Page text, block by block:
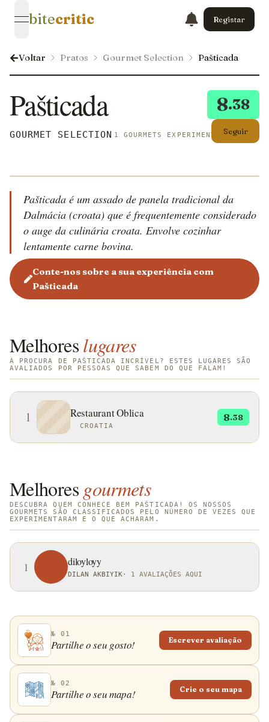
open navigation menu
bitecritic Registar
Voltar Pratos Gourmet Selection Pašticada
8.38
Seguir
Pašticada
GOURMET SELECTION 1 GOURMETS EXPERIMENTARAM ISTO
Pašticada é um assado de panela tradicional da
Dalmácia (croata) que é frequentemente considerado
o auge da culinária croata. Envolve cozinhar
lentamente carne bovina.
Conte-nos sobre a sua experiência com
Pašticada
Melhoreslugares
À PROCURA DE PAŠTICADA INCRÍVEL? ESTES LUGARES SÃO
AVALIADOS POR PESSOAS QUE SABEM DO QUE FALAM!
1 Restaurant Oblica
CROATIA
8.38
Melhores gourmets
DESCUBRA QUEM CONHECE BEM PAŠTICADA! OS NOSSOS
GOURMETS SÃO CLASSIFICADOS PELO NÚMERO DE VEZES QUE
EXPERIMENTARAM E O QUE ACHARAM.
1 diloyloyy
DILAN AKBIYIK · 1 AVALIAÇÕES AQUI
№ 01
Partilhe o seu gosto! Escrever avaliação
№ 02
Partilhe o seu mapa! Crie o seu mapa